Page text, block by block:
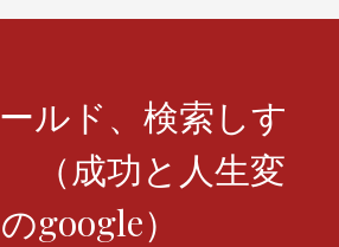
ルド、検索しす
（成功と人生変
google）